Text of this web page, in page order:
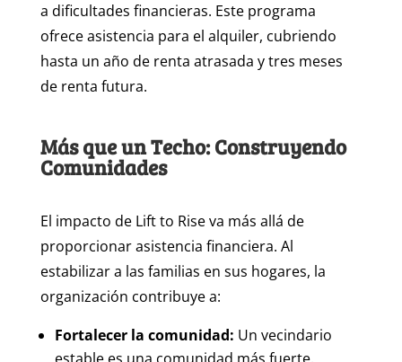
a dificultades financieras. Este programa
ofrece asistencia para el alquiler, cubriendo
hasta un año de renta atrasada y tres meses
de renta futura.
Más que un Techo: Construyendo
Comunidades
El impacto de Lift to Rise va más allá de
proporcionar asistencia financiera. Al
estabilizar a las familias en sus hogares, la
organización contribuye a:
Fortalecer la comunidad: Un vecindario